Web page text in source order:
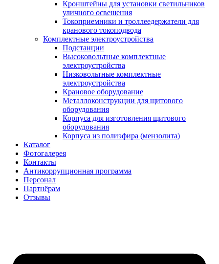
Кронштейны для установки светильников
уличного освещения
Токоприемники и троллеедержатели для
кранового токоподвода
Комплектные электроустройства
Подстанции
Высоковольтные комплектные
электроустройства
Низковольтные комплектные
электроустройства
Крановое оборудование
Металлоконструкции для щитового
оборудования
Корпуса для изготовления щитового
оборудования
Корпуса из полиэфира (мензолита)
Каталог
Фотогалерея
Контакты
Антикоррупционная программа
Персонал
Партнёрам
Отзывы